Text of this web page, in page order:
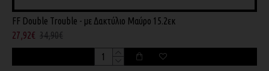
FF Double Trouble - με Δακτύλιο Μαύρο 15.2εκ
27,92€ 34,90€